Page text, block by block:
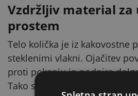
Vzdržljiv material za
prostem
Telo količka je iz kakovostne
steklenimi vlakni. Ojačitev
proti pokanju in podpira
Tako se količek bolje obnese